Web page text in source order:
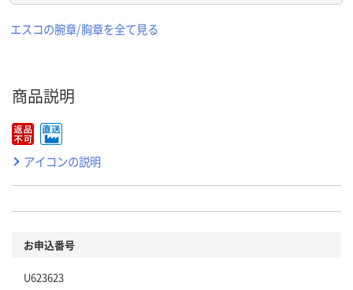
エスコの腕章/胸章を全て見る
商品説明
アイコンの説明
お申込番号
U623623